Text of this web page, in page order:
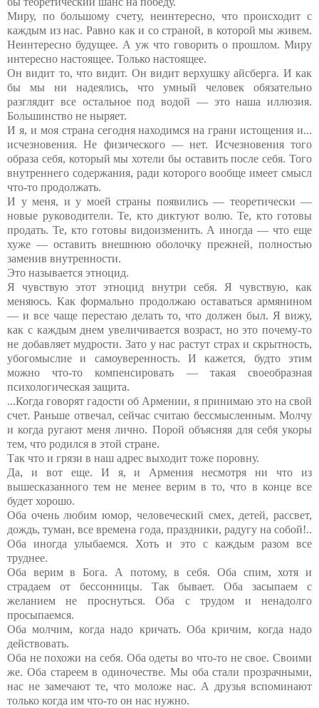
Миру, по большому счету, неинтересно, что происходит с
каждым из нас. Равно как и со страной, в которой мы живем.
Неинтересно будущее. А уж что говорить о прошлом. Миру
интересно настоящее. Только настоящее.
Он видит то, что видит. Он видит верхушку айсберга. И как
бы мы ни надеялись, что умный человек обязательно
разглядит все остальное под водой — это наша иллюзия.
Большинство не ныряет.
И я, и моя страна сегодня находимся на грани истощения и...
исчезновения. Не физического — нет. Исчезновения того
образа себя, который мы хотели бы оставить после себя. Того
внутреннего содержания, ради которого вообще имеет смысл
что-то продолжать.
И у меня, и у моей страны появились — теоретически —
новые руководители. Те, кто диктуют волю. Те, кто готовы
продать. Те, кто готовы видоизменить. А иногда — что еще
хуже — оставить внешнюю оболочку прежней, полностью
заменив внутренности.
Это называется этноцид.
Я чувствую этот этноцид внутри себя. Я чувствую, как
меняюсь. Как формально продолжаю оставаться армянином
— и все чаще перестаю делать то, что должен был. Я вижу,
как с каждым днем увеличивается возраст, но это почему-то
не добавляет мудрости. Зато у нас растут страх и скрытность,
убогомыслие и самоуверенность. И кажется, будто этим
можно что-то компенсировать — такая своеобразная
психологическая защита.
...Когда говорят гадости об Армении, я принимаю это на свой
счет. Раньше отвечал, сейчас считаю бессмысленным. Молчу
и когда ругают меня лично. Порой объясняя для себя укоры
тем, что родился в этой стране.
Так что и грязи в наш адрес выходит тоже поровну.
Да, и вот еще. И я, и Армения несмотря ни что из
вышесказанного тем не менее верим в то, что в конце все
будет хорошо.
Оба очень любим юмор, человеческий смех, детей, рассвет,
дождь, туман, все времена года, праздники, радугу на собой!..
Оба иногда улыбаемся. Хоть и это с каждым разом все
труднее.
Оба верим в Бога. А потому, в себя. Оба спим, хотя и
страдаем от бессонницы. Так бывает. Оба засыпаем с
желанием не проснуться. Оба с трудом и ненадолго
просыпаемся.
Оба молчим, когда надо кричать. Оба кричим, когда надо
действовать.
Оба не похожи на себя. Оба одеты во что-то не свое. Своими
же. Оба стареем в одиночестве. Мы оба стали прозрачными,
нас не замечают те, что моложе нас. А друзья вспоминают
только когда им что-то он нас нужно.